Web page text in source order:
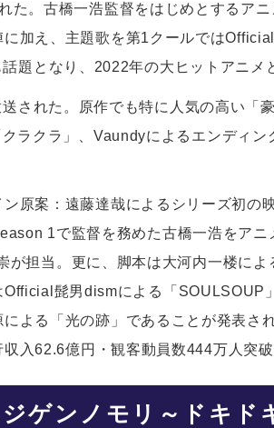
た。古橋一浩監督をはじめとするア
加え、主題歌を第1クールでは
題となり、2022年の大ヒットアニメ
された。原作でも特に人気の高い「
ラクラ」、Vaundyによるエンディ
原案：遠藤達哉によるシリーズ初の
1で監督を務めた古橋一浩をア
が担当。更に、脚本は大河内一楼に
髭男dismによる「SOULSOUP
よる「光の跡」であることが発表
入62.6億円・観客動員数444万人突破
ゲンノモリ～ドキド